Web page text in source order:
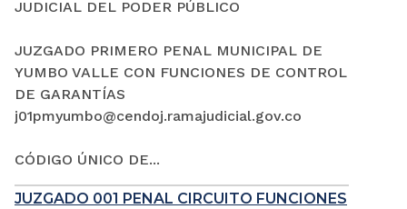
JUDICIAL DEL PODER PÚBLICO
JUZGADO PRIMERO PENAL MUNICIPAL DE
YUMBO VALLE CON FUNCIONES DE CONTROL
DE GARANTÍAS
j01pmyumbo@cendoj.ramajudicial.gov.co
CÓDIGO ÚNICO DE...
JUZGADO 001 PENAL CIRCUITO FUNCIONES